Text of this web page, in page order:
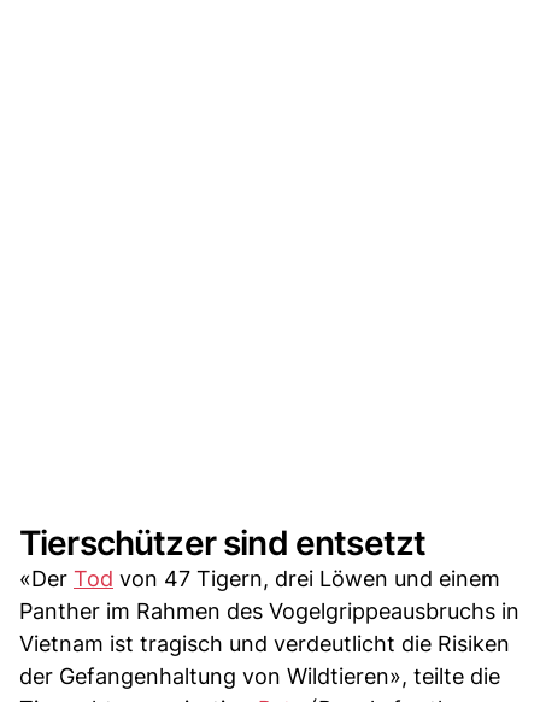
Tierschützer sind entsetzt
«Der Tod von 47 Tigern, drei Löwen und einem
Panther im Rahmen des Vogelgrippeausbruchs in
Vietnam ist tragisch und verdeutlicht die Risiken
der Gefangenhaltung von Wildtieren», teilte die